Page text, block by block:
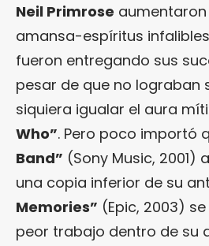
Neil Primrose
amansa-espíritus
fueron entregando sus
pesar de que no lograban
siquiera igualar el aura
Who”. Pero poco importó
Band” (Sony Music, 2001)
una copia inferior de su
Memories” (Epic, 2003)
peor trabajo dentro de su